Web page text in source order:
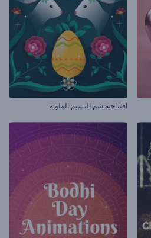
افتتاحية شم النسيم الملونة